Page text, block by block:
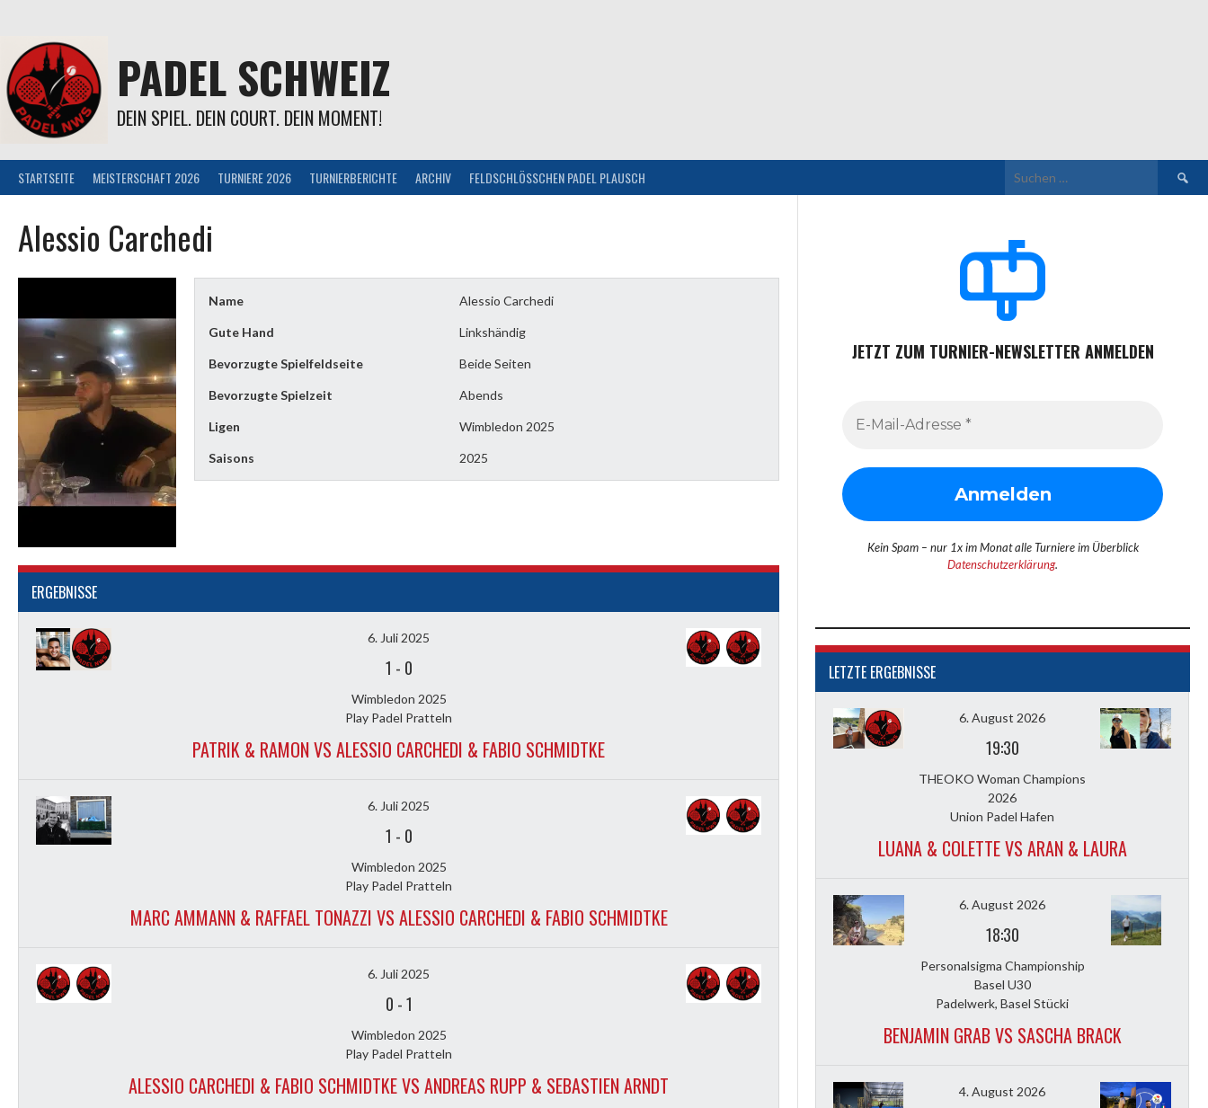
Inhalt
PADEL SCHWEIZ
DEIN SPIEL. DEIN COURT. DEIN MOMENT!
STARTSEITE MEISTERSCHAFT 2026 TURNIERE 2026 TURNIERBERICHTE ARCHIV FELDSCHLÖSSCHEN PADEL PLAUSCH
Suchen
nach:
Alessio Carchedi
Name Alessio Carchedi
Gute Hand Linkshändig
Bevorzugte Spielfeldseite Beide Seiten
Bevorzugte Spielzeit Abends
Ligen Wimbledon 2025
Saisons 2025
ERGEBNISSE
6. Juli 2025
1 - 0
Wimbledon 2025
Play Padel Pratteln
PATRIK & RAMON VS ALESSIO CARCHEDI & FABIO SCHMIDTKE
6. Juli 2025
1 - 0
Wimbledon 2025
Play Padel Pratteln
MARC AMMANN & RAFFAEL TONAZZI VS ALESSIO CARCHEDI & FABIO SCHMIDTKE
6. Juli 2025
0 -1
Wimbledon 2025
Play Padel Pratteln
ALESSIO CARCHEDI & FABIO SCHMIDTKE VS ANDREAS RUPP & SEBASTIEN ARNDT
JETZT ZUM TURNIER-NEWSLETTER ANMELDEN
Kein Spam – nur 1x im Monat alle Turniere im Überblick
Datenschutzerklärung.
LETZTE ERGEBNISSE
6. August 2026
19:30
THEOKO Woman Champions
2026
Union Padel Hafen
LUANA & COLETTE VS ARAN & LAURA
6. August 2026
18:30
Personalsigma Championship
Basel U30
Padelwerk, Basel Stücki
BENJAMIN GRAB VS SASCHA BRACK
4. August 2026